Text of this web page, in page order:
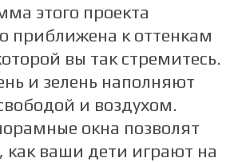
этого проекта
приближена к оттенкам
вы так стремитесь.
и зелень наполняют
и воздухом.
окна позволят
как ваши дети играют на